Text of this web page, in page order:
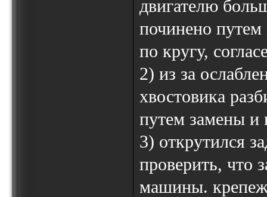
двигателю
починено путем
по кругу,
2) из за
хвостовика
путем замены и
3) открутился
проверить, что
машины.